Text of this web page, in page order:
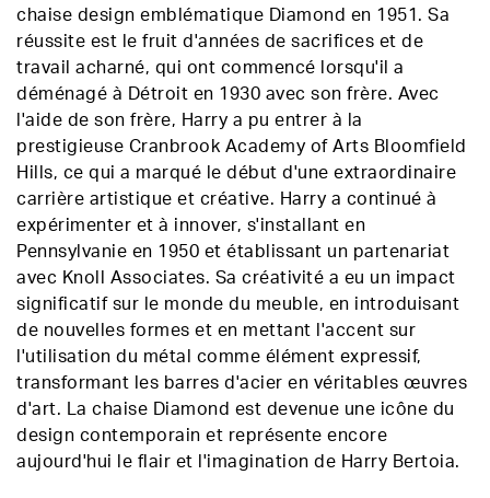
chaise design emblématique Diamond en 1951. Sa
réussite est le fruit d'années de sacrifices et de
travail acharné, qui ont commencé lorsqu'il a
déménagé à Détroit en 1930 avec son frère. Avec
l'aide de son frère, Harry a pu entrer à la
prestigieuse Cranbrook Academy of Arts Bloomfield
Hills, ce qui a marqué le début d'une extraordinaire
carrière artistique et créative. Harry a continué à
expérimenter et à innover, s'installant en
Pennsylvanie en 1950 et établissant un partenariat
avec Knoll Associates. Sa créativité a eu un impact
significatif sur le monde du meuble, en introduisant
de nouvelles formes et en mettant l'accent sur
l'utilisation du métal comme élément expressif,
transformant les barres d'acier en véritables œuvres
d'art. La chaise Diamond est devenue une icône du
design contemporain et représente encore
aujourd'hui le flair et l'imagination de Harry Bertoia.